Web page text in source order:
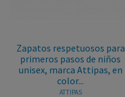
Zapatos respetuosos para
primeros pasos de niños
unisex, marca Attipas, en
color...
ATTIPAS